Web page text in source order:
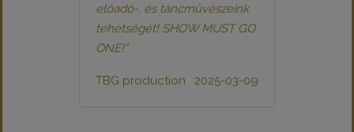
előadó-, és táncművészeink
tehetségét! SHOW MUST GO
ONE!”
2025-03-09
TBG production